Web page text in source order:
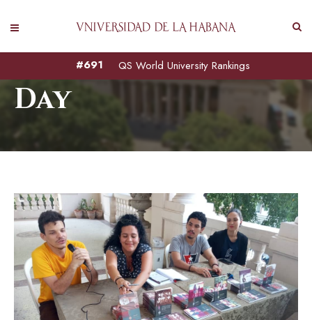
QS World University Rankings
#691
noviembre 26, 2024
Day